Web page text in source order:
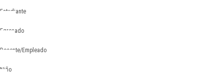
Estudiante
Egresado
Docente/Empleado
Niño